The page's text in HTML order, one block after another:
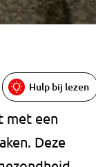
Hulp bij lezen
met een
Deze